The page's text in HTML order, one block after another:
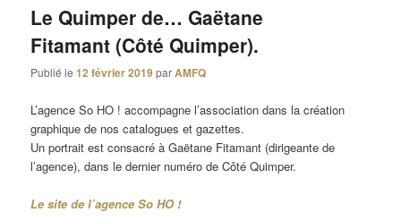
Le Quimper de… Gaëtane
Fitamant (Côté Quimper).
Publié le12 février 2019parAMFQ
L’agence So HO ! accompagne l’association dans la création
graphique de nos catalogues et gazettes.
Un portrait est consacré à Gaëtane Fitamant (dirigeante de
l’agence), dans le dernier numéro de Côté Quimper.
Le site de l’agence So HO !